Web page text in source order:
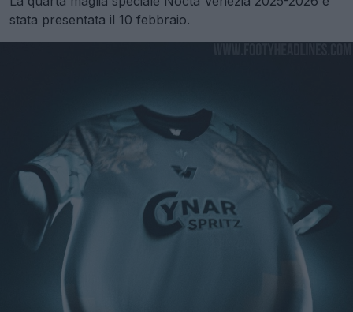
stata presentata il 10 febbraio.